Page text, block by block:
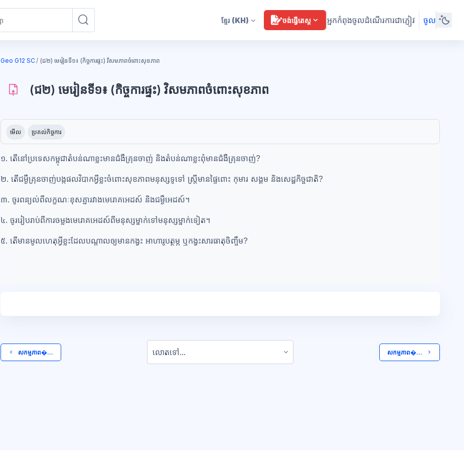
ខ្មែរ (KH) ចង់ធ្វើតេស្ត អ្នកកំពុងចូលដំណើរការជាភ្ញៀវ ចូល
Geo G12 SC (ជ២) មេរៀនទី១៖ (កិច្ចការផ្ទះ) វិសមភាពចំពោះសុខភាព
(ជ២) មេរៀនទី១៖ (កិច្ចការផ្ទះ) វិសមភាពចំពោះសុខភាព
ប្លុក
តម្រូវការសម្រាប់ការបញ្ចប់
មើល ប្រគល់កិច្ចការ
១. តើនៅប្រទេសកម្ពុជាតំបន់ណាខ្លះមានជំងឺគ្រុនចាញ់ និងតំបន់ណាខ្លះពុំមានជំងឺគ្រុនចាញ់?
២. តើជម្ងឺគ្រុនចាញ់បង្កផលវិបាកអ្វីខ្លះចំពោះសុខភាពមនុស្សទូទៅ ស្រ្តីមានផ្ទៃពោះ កុមារ សង្គម និងសេដ្ឋកិច្ចជាតិ?
៣. ចូរពន្យល់ពីលក្ខ​ណៈខុសគ្នារវាងមេរោគអេដស៍ និងជម្ងឺអេដស៍។
៤. ចូររៀបរាប់ពីការចម្លងមេរោគអេដស៍ពីមនុស្សម្នាក់ទៅមនុស្សម្នាក់ទៀត។
៥. តើមានមូលហេតុអ្វីខ្លះដែលបណ្តាលឲ្យមានកង្វះ អាហារូបត្ថម្ភ ឬកង្វះសារធាតុចិញ្ចឹម?
  សកម្មភាព�...
លោតទៅ... សកម្មភាព�...